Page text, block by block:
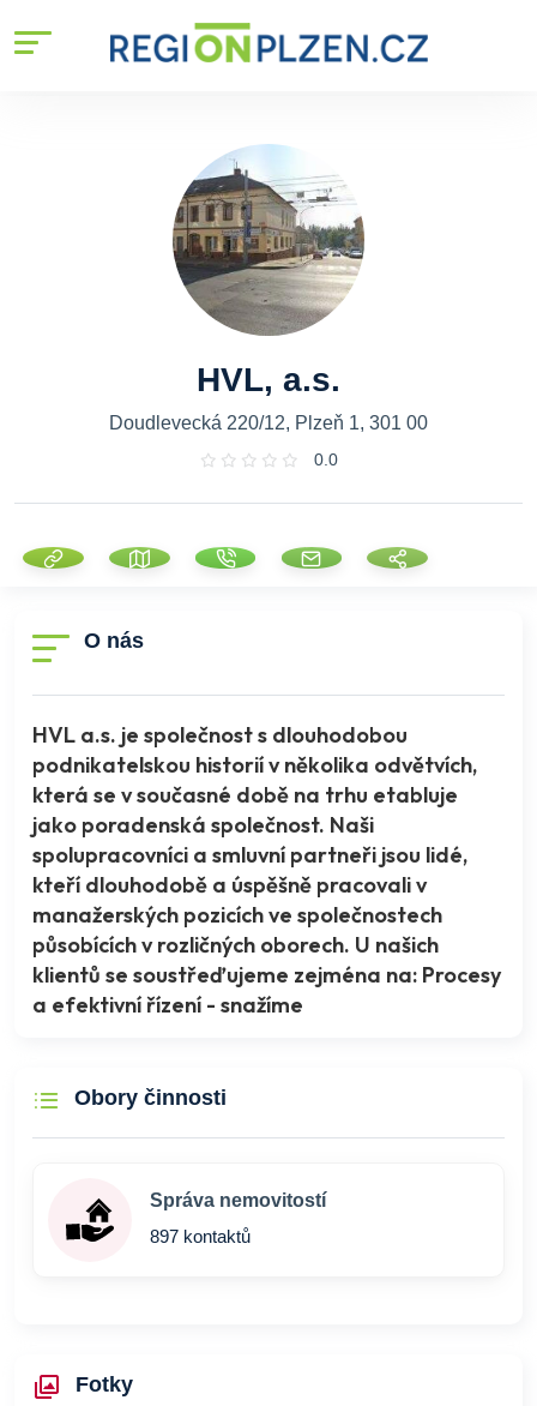
HVL, a.s.
Doudlevecká 220/12, Plzeň 1, 301 00
0.0
O nás
HVL a.s. je společnost s dlouhodobou
podnikatelskou historií v několika odvětvích,
která se v současné době na trhu etabluje
jako poradenská společnost. Naši
spolupracovníci a smluvní partneři jsou lidé,
kteří dlouhodobě a úspěšně pracovali v
manažerských pozicích ve společnostech
působících v rozličných oborech. U našich
klientů se soustřeďujeme zejména na: Procesy
a efektivní řízení - snažíme
Obory činnosti
Správa nemovitostí
897 kontaktů
Fotky